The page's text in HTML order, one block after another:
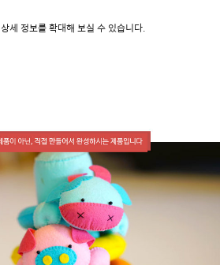
상세 정보를 확대해 보실 수 있습니다.